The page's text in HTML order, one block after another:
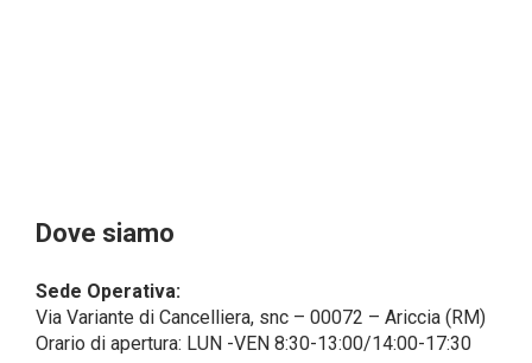
Alcuni segmenti dell’attività richiesta potrebbero
l’espletamento di alcune attività determinate a
società esterne che presentano le garanzie richieste
dal GDPR, abilitandole e a compiere
Dove siamo
Sede Operativa:
Via Variante di Cancelliera, snc – 00072 – Ariccia (RM)
Orario di apertura: LUN -VEN 8:30-13:00/14:00-17:30